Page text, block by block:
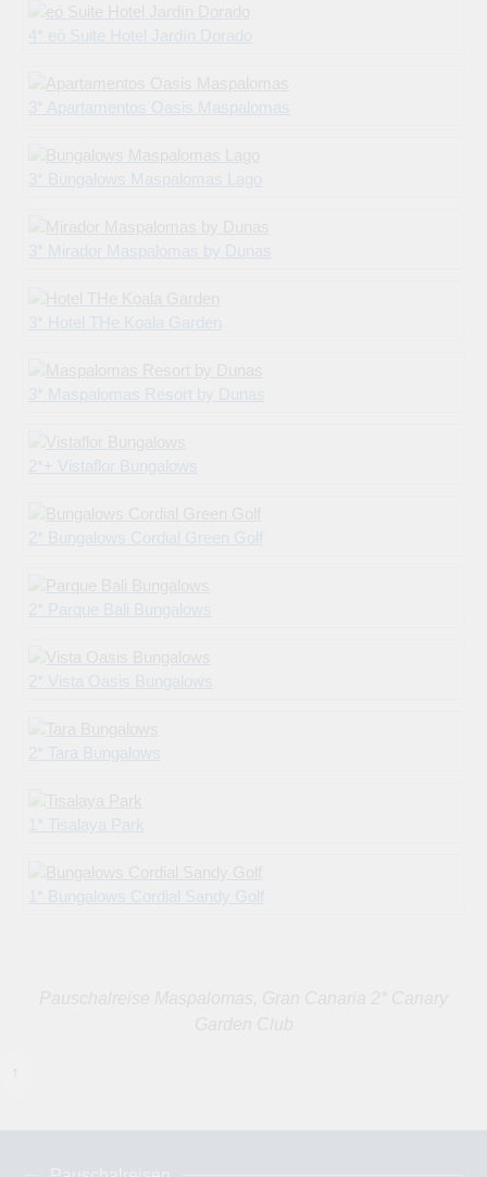
4* eó Suite Hotel Jardín Dorado
3* Apartamentos Oasis Maspalomas
3* Bungalows Maspalomas Lago
3* Mirador Maspalomas by Dunas
3* Hotel THe Koala Garden
3* Maspalomas Resort by Dunas
2*+ Vistaflor Bungalows
2* Bungalows Cordial Green Golf
2* Parque Bali Bungalows
2* Vista Oasis Bungalows
2* Tara Bungalows
1* Tisalaya Park
1* Bungalows Cordial Sandy Golf
↑